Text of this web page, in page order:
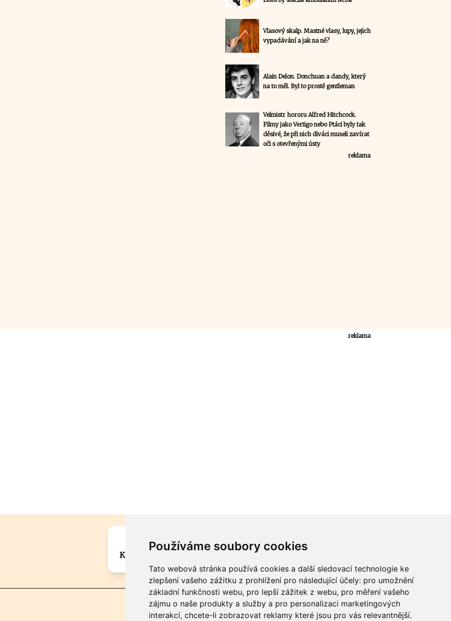
Používáme soubory cookies
Tato webová stránka používá cookies a další sledovací technologie ke
zlepšení vašeho zážitku z prohlížení pro následující účely: pro umožnění
základní funkčnosti webu, pro lepší zážitek z webu, pro měření vašeho
zájmu o naše produkty a služby a pro personalizaci marketingových
interakcí, chcete-li zobrazovat reklamy které jsou pro vás relevantnější.
Vlasový skalp. Mastné vlasy, lupy, jejich
vypadávání a jak na ně?
Alain Delon. Donchuan a dandy, který
na to měl. Byl to prostě gentleman
Velmistr hororu Alfred Hitchcock.
Filmy jako Vertigo nebo Ptáci byly tak
děsivé, že při nich diváci museli zavírat
oči s otevřenými ústy
reklama
reklama
Máte zajímavou informaci? Chcete spolupracovat?
Kontaktujte šéfredaktora Martina Chalupu: